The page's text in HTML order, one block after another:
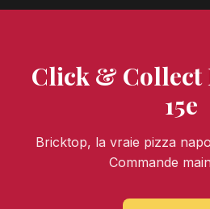
Click & Collect
15e
Bricktop, la vraie pizza
Commande